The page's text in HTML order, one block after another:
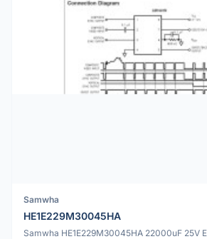
Samwha
HE1E229M30045HA
Samwha HE1E229M30045HA 22000uF 25V